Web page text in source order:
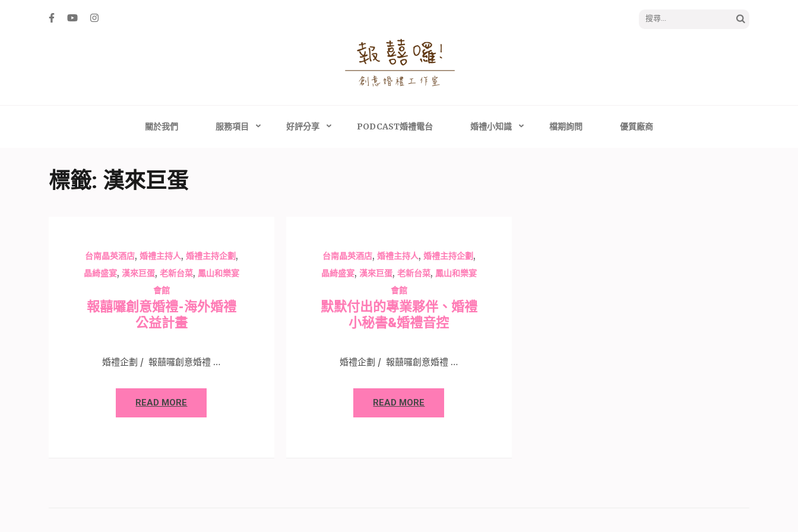
搜
台南婚禮主持、高雄婚禮顧問、全台婚禮主持
關於我們 服務項目 好評分享 PODCAST婚禮電台 婚禮小知識 檔期詢問 優質廠商
標籤: 漢來巨蛋
台南晶英酒店, 婚禮主持人, 婚禮主持企劃,
晶綺盛宴, 漢來巨蛋, 老新台菜, 鳳山和樂宴
會館
報囍囉創意婚禮-海外婚禮
公益計畫
婚禮企劃 / 報囍囉創意婚禮 …
READ MORE
台南晶英酒店, 婚禮主持人, 婚禮主持企劃,
晶綺盛宴, 漢來巨蛋, 老新台菜, 鳳山和樂宴
會館
默默付出的專業夥伴、婚禮
小秘書&婚禮音控
婚禮企劃 / 報囍囉創意婚禮 …
READ MORE